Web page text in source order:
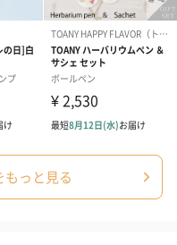
っと見る